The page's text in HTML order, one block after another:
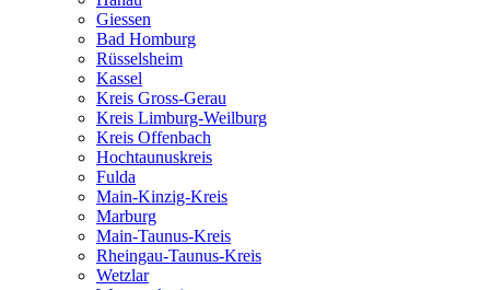
Giessen
Bad Homburg
Rüsselsheim
Kassel
Kreis Gross-Gerau
Kreis Limburg-Weilburg
Kreis Offenbach
Hochtaunuskreis
Fulda
Main-Kinzig-Kreis
Marburg
Main-Taunus-Kreis
Rheingau-Taunus-Kreis
Wetzlar